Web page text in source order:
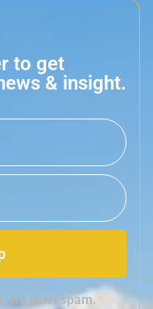
to get
& insight.
we don't spam.